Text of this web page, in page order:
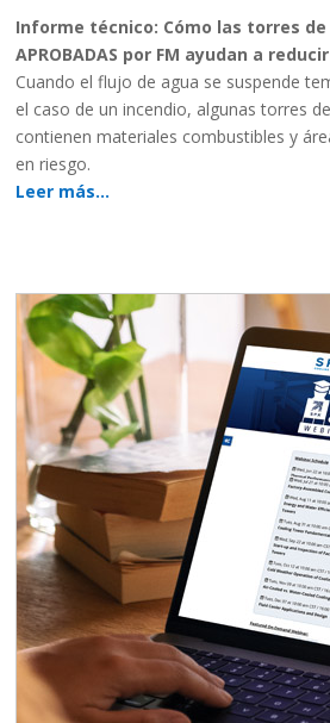
Informe técnico: Cómo las torres
APROBADAS por FM ayudan a
Cuando el flujo de agua se suspende
el caso de un incendio, algunas torres
contienen materiales combustibles y
en riesgo.
Leer más…